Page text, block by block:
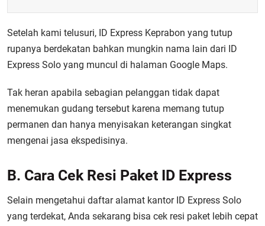
Setelah kami telusuri, ID Express Keprabon yang tutup
rupanya berdekatan bahkan mungkin nama lain dari ID
Express Solo yang muncul di halaman Google Maps.
Tak heran apabila sebagian pelanggan tidak dapat
menemukan gudang tersebut karena memang tutup
permanen dan hanya menyisakan keterangan singkat
mengenai jasa ekspedisinya.
B. Cara Cek Resi Paket ID Express
Selain mengetahui daftar alamat kantor ID Express Solo
yang terdekat, Anda sekarang bisa cek resi paket lebih cepat